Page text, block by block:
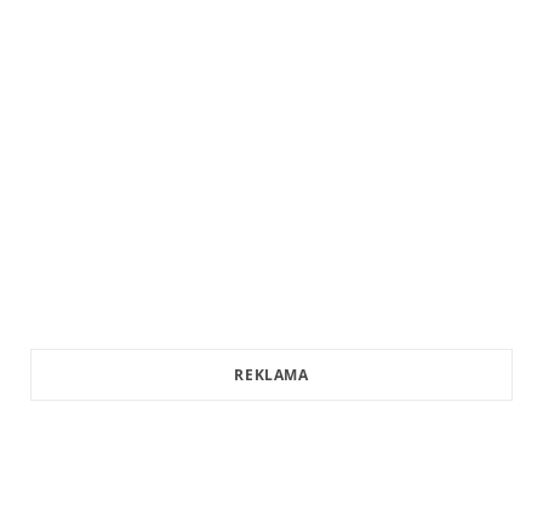
REKLAMA